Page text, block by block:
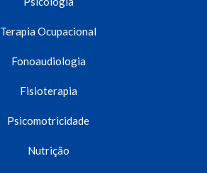
Terapia Ocupacional
Fonoaudiologia
Fisioterapia
Psicomotricidade
Nutrição